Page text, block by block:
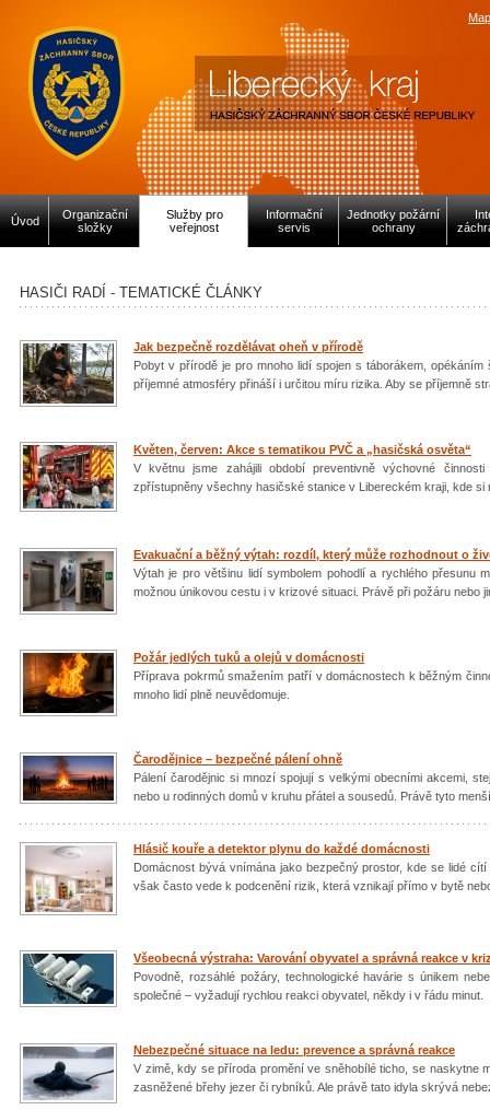
Úvod
Organizační
složky
Služby pro
veřejnost
Informační
servis
Jednotky požární
ochrany
HASIČI RADÍ - TEMATICKÉ ČLÁNKY
Jak bezpečně rozdělávat oheň v přírodě
Pobyt v přírodě je pro mnoho lidí spojen s táborákem,
příjemné atmosféry přináší i určitou míru rizika. Aby se příjemně
Květen, červen: Akce s tematikou PVČ a „hasičská osvěta“
V květnu jsme zahájili období preventivně výchovné
zpřístupněny všechny hasičské stanice v Libereckém kraji, kde si
Evakuační a běžný výtah: rozdíl, který může rozhodnout o
Výtah je pro většinu lidí symbolem pohodlí a rychlého přesunu
možnou únikovou cestu i v krizové situaci. Právě při požáru nebo
Požár jedlých tuků a olejů v domácnosti
Příprava pokrmů smažením patří v domácnostech k běžným
mnoho lidí plně neuvědomuje.
Čarodějnice – bezpečné pálení ohně
Pálení čarodějnic si mnozí spojují s velkými obecními akcemi,
nebo u rodinných domů v kruhu přátel a sousedů. Právě tyto
Hlásič kouře a detektor plynu do každé domácnosti
Domácnost bývá vnímána jako bezpečný prostor, kde se lidé
však často vede k podcenění rizik, která vznikají přímo v bytě
Všeobecná výstraha: Varování obyvatel a správná reakce v
Povodně, rozsáhlé požáry, technologické havárie s únikem
společné – vyžadují rychlou reakci obyvatel, někdy i v řádu minut.
Nebezpečné situace na ledu: prevence a správná reakce
V zimě, kdy se příroda promění ve sněhobílé ticho, se naskytne
zasněžené břehy jezer či rybníků. Ale právě tato idyla skrývá